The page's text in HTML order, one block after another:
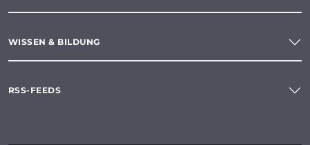
WISSEN & BILDUNG
RSS-FEEDS